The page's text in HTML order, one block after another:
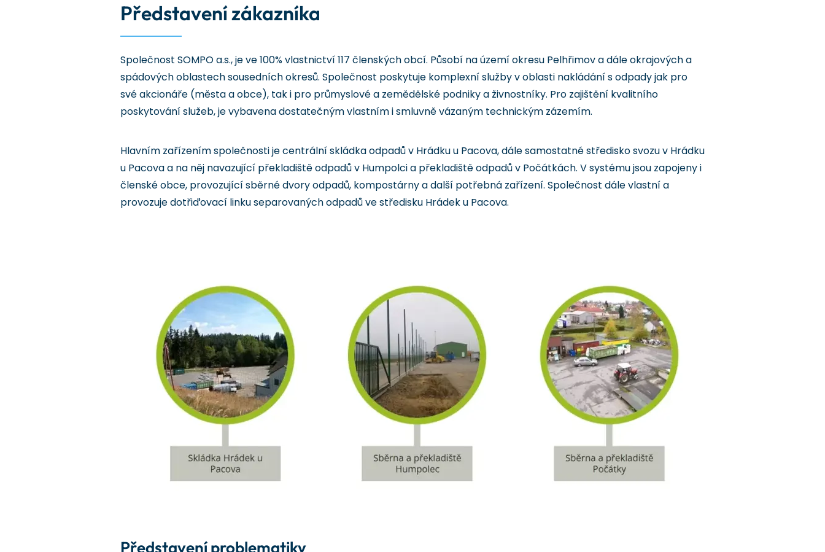
Představení zákazníka
Společnost SOMPO a.s., je ve 100% vlastnictví 117 členských obcí. Působí na území okresu Pelhřimov a dále okrajových a
spádových oblastech sousedních okresů. Společnost poskytuje komplexní služby v oblasti nakládání s odpady jak pro
své akcionáře (města a obce), tak i pro průmyslové a zemědělské podniky a živnostníky. Pro zajištění kvalitního
poskytování služeb, je vybavena dostatečným vlastním i smluvně vázaným technickým zázemím.
Hlavním zařízením společnosti je centrální skládka odpadů v Hrádku u Pacova, dále samostatné středisko svozu v Hrádku
u Pacova a na něj navazující překladiště odpadů v Humpolci a překladiště odpadů v Počátkách. V systému jsou zapojeny i
členské obce, provozující sběrné dvory odpadů, kompostárny a další potřebná zařízení. Společnost dále vlastní a
provozuje dotřiďovací linku separovaných odpadů ve středisku Hrádek u Pacova.
Představení problematiky